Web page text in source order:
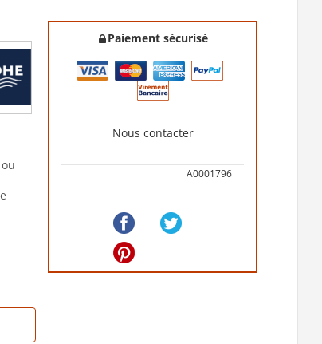
Paiement sécurisé
Nous contacter
A0001796